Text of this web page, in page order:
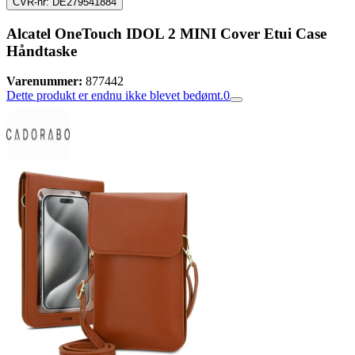
Alcatel OneTouch IDOL 2 MINI Cover Etui Case
Håndtaske
Varenummer: 877442
Dette produkt er endnu ikke blevet bedømt.0